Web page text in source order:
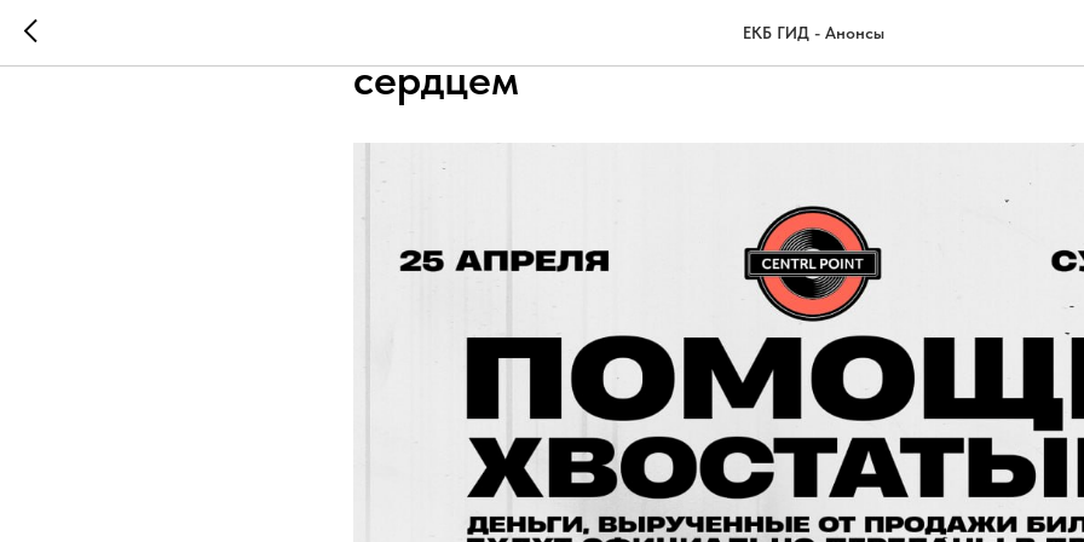
ЕКБ ГИД - Анонсы
🖤 Объединение 3.0: тусовка с
сердцем